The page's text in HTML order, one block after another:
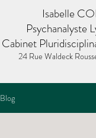
Isabelle
Psychanalyste
Cabinet
24 Rue Waldeck
Blog